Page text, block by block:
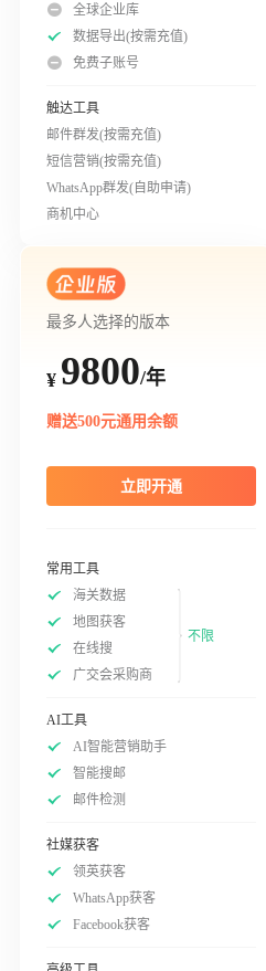
全球企业库
数据导出(按需充值)
免费子账号
触达工具
邮件群发(按需充值)
短信营销(按需充值)
WhatsApp群发(自助申请)
商机中心
最多人选择的版本
¥ 9800/年
赠送500元通用余额
立即开通
常用工具
海关数据
地图获客
在线搜
广交会采购商
不限
AI工具
AI智能营销助手
智能搜邮
邮件检测
社媒获客
领英获客
WhatsApp获客
Facebook获客